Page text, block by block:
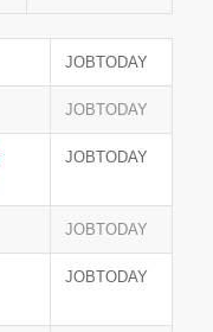
JOBTODAY
JOBTODAY
JOBTODAY
JOBTODAY
JOBTODAY